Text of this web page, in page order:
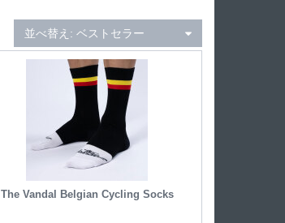
並べ替え: ベストセラー
The Vandal Belgian Cycling Socks